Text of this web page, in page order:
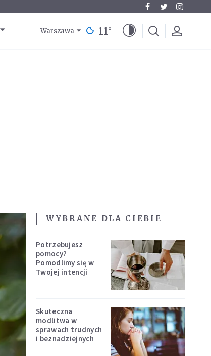
Warszawa 11°
WYBRANE DLA CIEBIE
Potrzebujesz
pomocy?
Pomodlimy się w
Twojej intencji
Skuteczna
modlitwa w
sprawach trudnych
i beznadziejnych